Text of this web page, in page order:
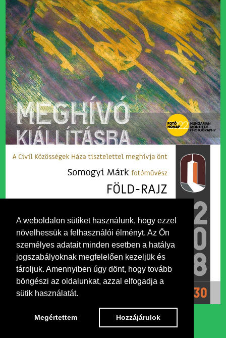
A weboldalon sütiket használunk, hogy ezzel
növelhessük a felhasználói élményt. Az Ön
személyes adatait minden esetben a hatálya
jogszabályoknak megfelelően kezeljük és
tároljuk. Amennyiben úgy dönt, hogy tovább
böngészi az oldalunkat, azzal elfogadja a
sütik használatát.
Megértettem Hozzájárulok